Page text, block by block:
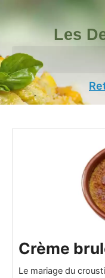
au
Les
Crème
Le mariage du